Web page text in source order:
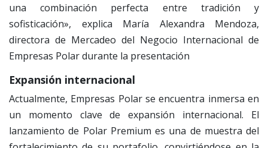
una combinación perfecta entre tradición y
sofisticación», explica María Alexandra Mendoza,
directora de Mercadeo del Negocio Internacional de
Empresas Polar durante la presentación
Expansión internacional
Actualmente, Empresas Polar se encuentra inmersa en
un momento clave de expansión internacional. El
lanzamiento de Polar Premium es una de muestra del